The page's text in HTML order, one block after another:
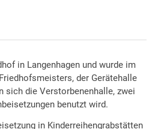
in Langenhagen und wurde im
der Gerätehalle
sich die Verstorbenenhalle, zwei
benutzt wird.
in Kinderreihengrabstätten